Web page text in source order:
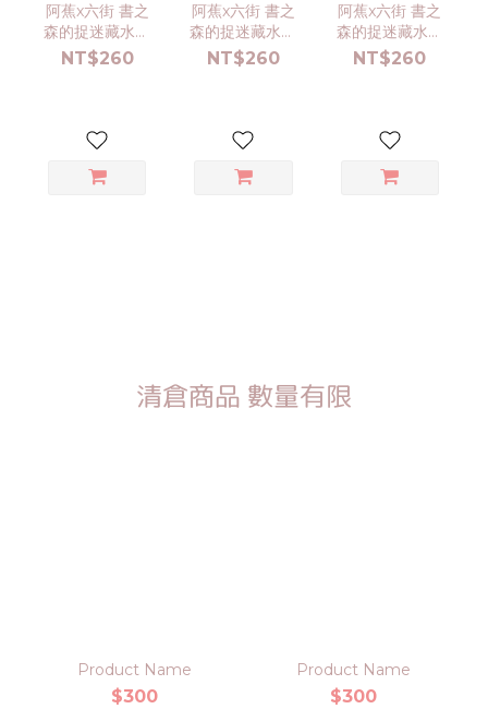
阿蕉x六街 書之
森的捉迷藏水晶
印章 松鼠貓1
NT$260
阿蕉x六街 書之
森的捉迷藏水晶
印章 小男孩
NT$260
阿蕉x六街 書之
森的捉迷藏水晶
印章 毛蟲
NT$260
清倉商品 數量有限
Product Name
$300
Product Name
$300